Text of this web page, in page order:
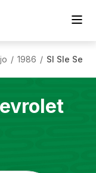
/ 1986 / Sl Sle Se